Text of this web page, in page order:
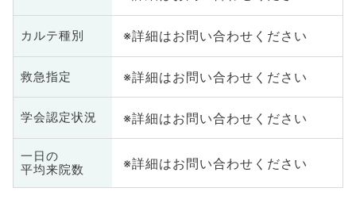
カルテ種別 ※詳細はお問い合わせください
救急指定 ※詳細はお問い合わせください
学会認定状況 ※詳細はお問い合わせください
一日の
平均来院数
※詳細はお問い合わせください